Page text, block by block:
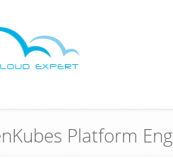
Platform